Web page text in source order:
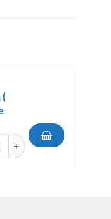
(
de Cartouche Epson